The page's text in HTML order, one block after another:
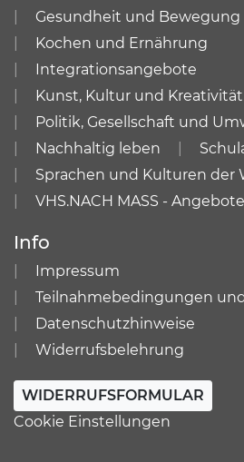
Gesundheit und Bewegung
Kochen und Ernährung
Integrationsangebote
Kunst, Kultur und Kreativität
Politik, Gesellschaft und
Nachhaltig leben
Sprachen und Kulturen der
VHS.NACH MASS -
Info
Impressum
Teilnahmebedingungen
Datenschutzhinweise
Widerrufsbelehrung
WIDERRUFSFORMULAR
Cookie Einstellungen